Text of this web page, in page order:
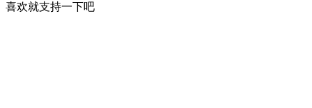
喜欢就支持一下吧